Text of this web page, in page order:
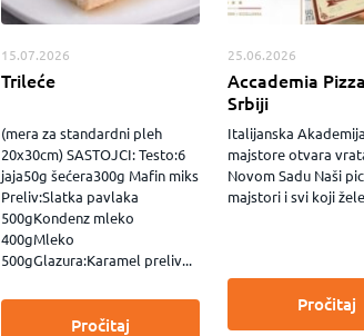
15.07.2026
Trileće
(mera za standardni pleh
20x30cm) SASTOJCI: Testo:6
jaja50g šećera300g Mafin miks
Preliv:Slatka pavlaka
500gKondenz mleko
400gMleko
500gGlazura:Karamel preliv...
Pročitaj
25.06.2026
Accademia
Srbiji
Italijanska
majstore otvara
Novom Sadu Naši
majstori i svi koji žele
Pročitaj